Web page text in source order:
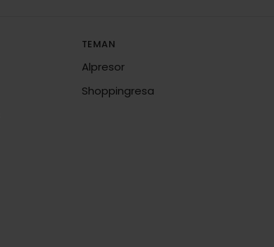
TEMAN
Alpresor
Shoppingresa